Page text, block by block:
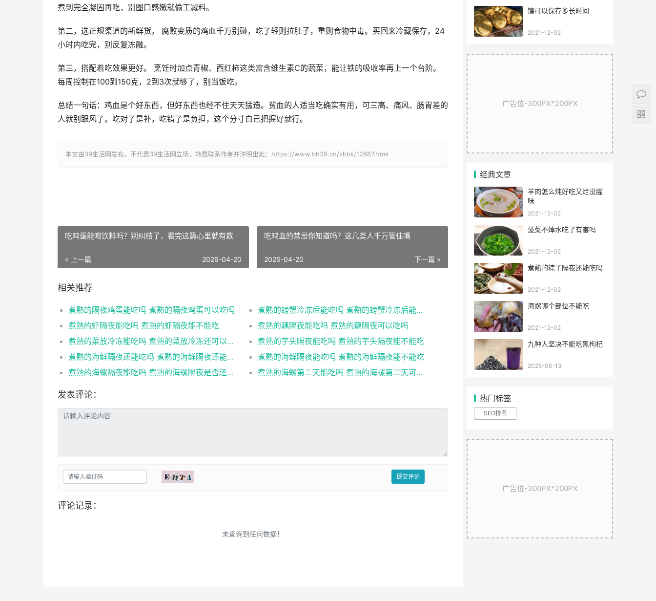
煮到完全凝固再吃，别图口感嫩就偷工减料。
第二，选正规渠道的新鲜货。 腐败变质的鸡血千万别碰，吃了轻则拉肚子，重则食物中毒。买回来冷藏保存，24
小时内吃完，别反复冻融。
第三，搭配着吃效果更好。 烹饪时加点青椒、西红柿这类富含维生素C的蔬菜，能让铁的吸收率再上一个台阶。
每周控制在100到150克，2到3次就够了，别当饭吃。
总结一句话：鸡血是个好东西，但好东西也经不住天天猛造。贫血的人适当吃确实有用，可三高、痛风、肠胃差的
人就别跟风了。吃对了是补，吃错了是负担，这个分寸自己把握好就行。
本文由39生活网发布，不代表39生活网立场，转载联系作者并注明出处：https://www.bh39.cn/shbk/12887.html
吃鸡蛋能喝饮料吗？别纠结了，看完这篇心里就有数
« 上一篇 2026-04-20
吃鸡血的禁忌你知道吗？这几类人千万管住嘴
下一篇 »
2026-04-20
相关推荐
煮熟的隔夜鸡蛋能吃吗 煮熟的隔夜鸡蛋可以吃吗
煮熟的螃蟹冷冻后能吃吗 煮熟的螃蟹冷冻后能不能吃
煮熟的虾隔夜能吃吗 煮熟的虾隔夜能不能吃
煮熟的藕隔夜能吃吗 煮熟的藕隔夜可以吃吗
煮熟的菜放冷冻能吃吗 煮熟的菜放冷冻还可以食用吗
煮熟的芋头隔夜能吃吗 煮熟的芋头隔夜能不能吃
煮熟的海鲜隔夜还能吃吗 煮熟的海鲜隔夜还能不能吃
煮熟的海鲜隔夜能吃吗 煮熟的海鲜隔夜能不能吃
煮熟的海螺隔夜能吃吗 煮熟的海螺隔夜是否还能吃
煮熟的海螺第二天能吃吗 煮熟的海螺第二天可以吃吗
发表评论：
提交评论
评论记录：
未查询到任何数据！
馕可以保存多长时间
2021-12-02
广告位-300PX*200PX
经典文章
羊肉怎么炖好吃又烂没腥
味
2021-12-02
菠菜不焯水吃了有害吗
2021-12-02
煮熟的粽子隔夜还能吃吗
2021-12-02
海螺哪个部位不能吃
2021-12-02
九种人坚决不能吃黑枸杞
2025-05-13
热门标签
SEO排名
广告位-300PX*200PX